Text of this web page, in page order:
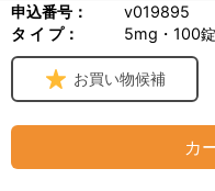
申込番号：
v019895
タ イ プ：
5mg・100錠
お買い物候補
カ